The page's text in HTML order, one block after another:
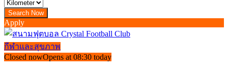
Apply
กีฬาและสุขภาพ
Closed nowOpens at 08:30 today